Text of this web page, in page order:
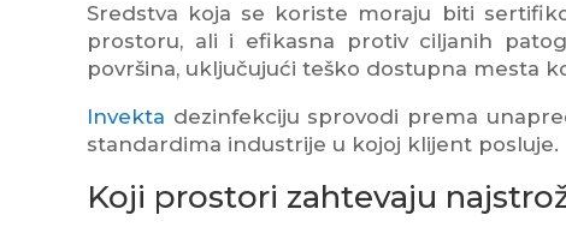
Sredstva koja se koriste moraju biti
prostoru, ali i efikasna protiv ciljanih
površina, uključujući teško dostupna mesta
Invekta dezinfekciju sprovodi prema
standardima industrije u kojoj klijent posluje.
Koji prostori zahtevaju